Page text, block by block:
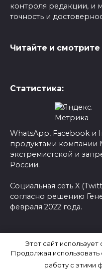
контроля редакции, и
точность и
Читайте и смотрите
Статистика:
WhatsApp, Facebook и
продуктами компании
экстремистской и
России.
Социальная сеть X
согласно решению
февраля 2022 года.
Последние новости
Этот сайт
Продолжая использовать
работу с этими